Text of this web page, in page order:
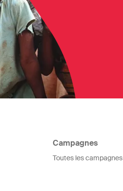
Campagnes
Toutes les campagnes